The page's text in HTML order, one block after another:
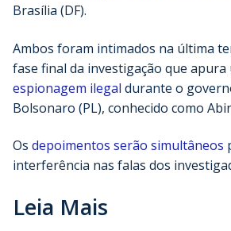
Brasília (DF).
Ambos foram intimados na última
fase final da investigação que apura
espionagem ilegal durante o
Bolsonaro (PL), conhecido como
Os depoimentos serão simultâneos
interferência nas falas dos
Leia Mais